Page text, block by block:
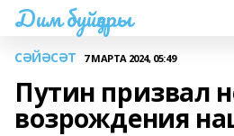
Дим буйҙары
СӘЙӘСӘТ 7 МАРТА 2024, 05:49
Путин призвал
возрождения